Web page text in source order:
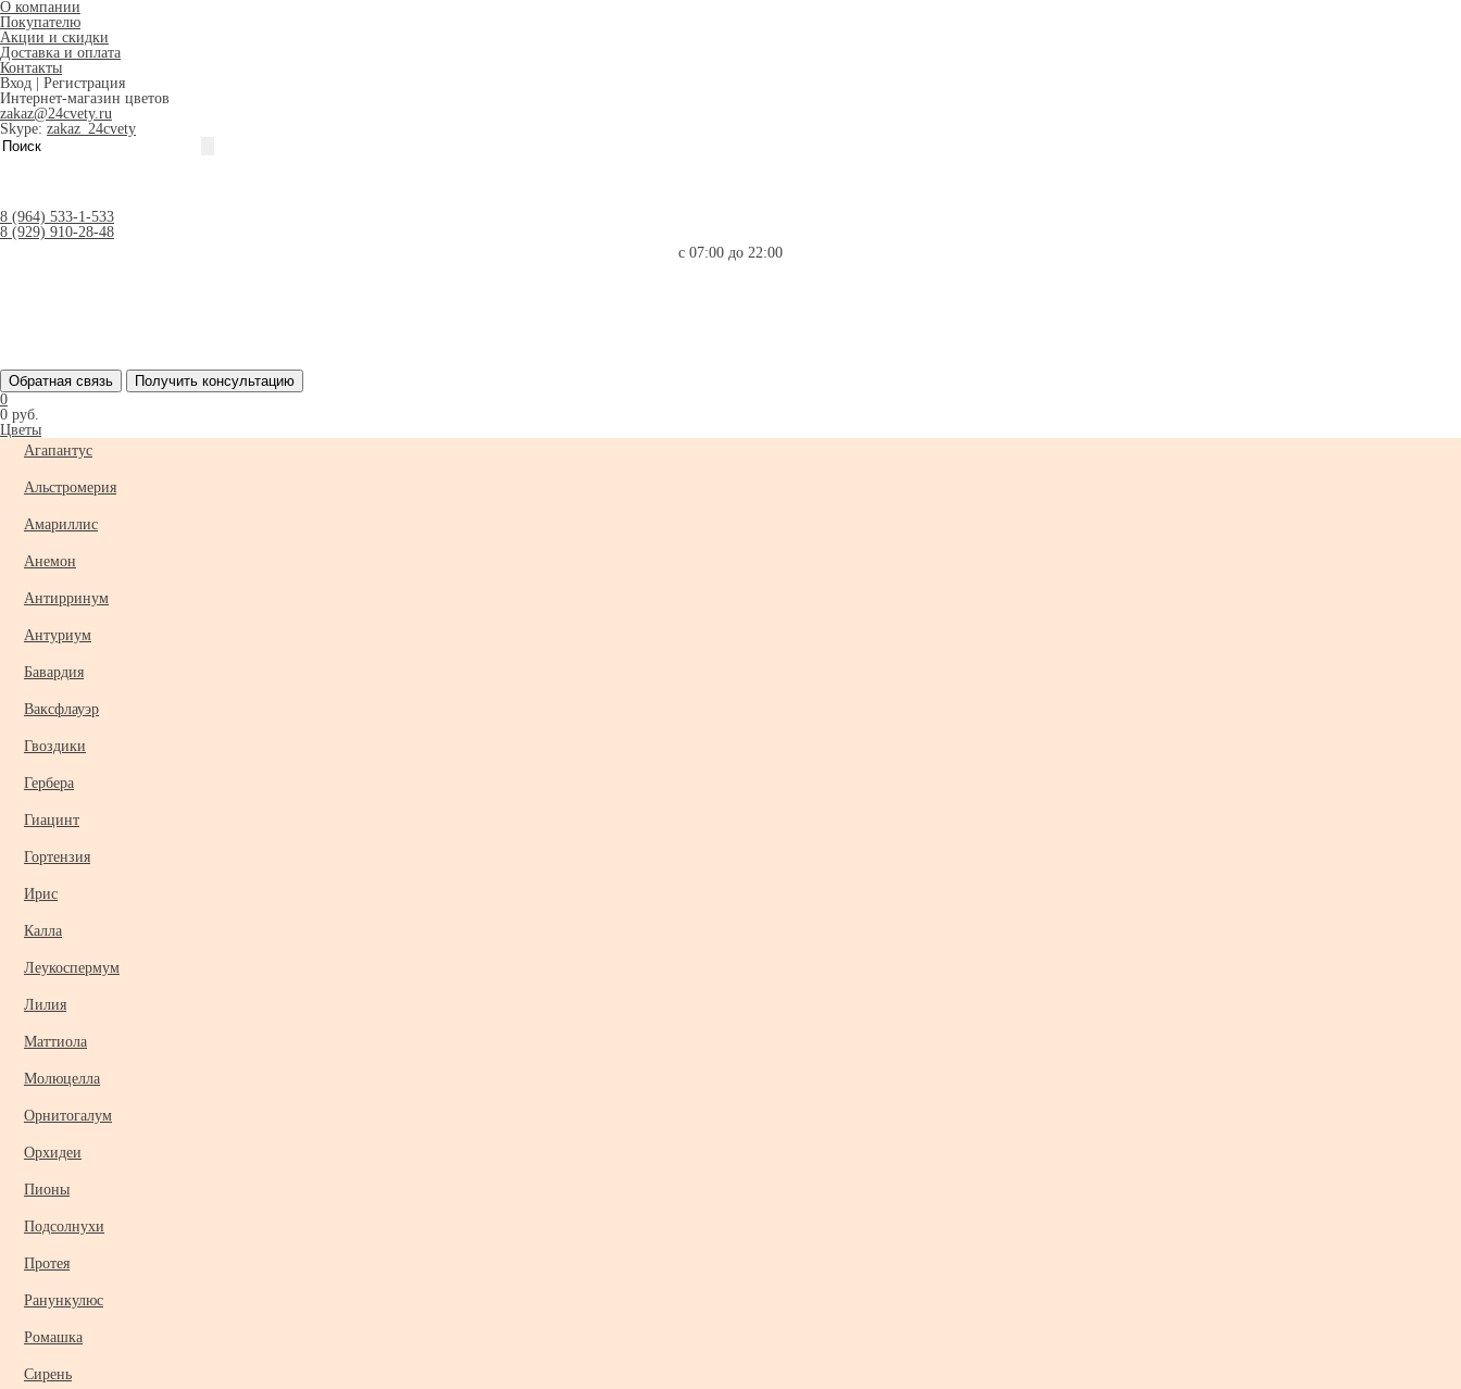
О компании
Покупателю
Акции и скидки
Доставка и оплата
Контакты
Вход
Регистрация
Интернет-магазин цветов
zakaz@24cvety.ru
Skype: zakaz_24cvety
8 (964) 533-1-533
8 (929) 910-28-48
с 07:00 до 22:00
Обратная связь
Получить консультацию
0
0 руб.
Цветы
Агапантус
Альстромерия
Амариллис
Анемон
Антирринум
Антуриум
Бавардия
Ваксфлауэр
Гвоздики
Гербера
Гиацинт
Гортензия
Ирис
Калла
Леукоспермум
Лилия
Маттиола
Молюцелла
Орнитогалум
Орхидеи
Пионы
Подсолнухи
Протея
Ранункулюс
Ромашка
Сирень